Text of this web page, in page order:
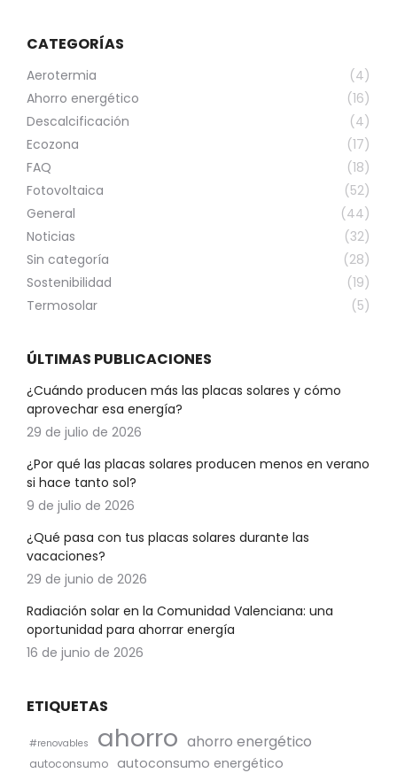
CATEGORÍAS
Aerotermia
(4)
Ahorro energético
(16)
Descalcificación
(4)
Ecozona
(17)
FAQ
(18)
Fotovoltaica
(52)
General
(44)
Noticias
(32)
Sin categoría
(28)
Sostenibilidad
(19)
Termosolar
(5)
ÚLTIMAS PUBLICACIONES
¿Cuándo producen más las placas solares y cómo
aprovechar esa energía?
29 de julio de 2026
¿Por qué las placas solares producen menos en verano
si hace tanto sol?
9 de julio de 2026
¿Qué pasa con tus placas solares durante las
vacaciones?
29 de junio de 2026
Radiación solar en la Comunidad Valenciana: una
oportunidad para ahorrar energía
16 de junio de 2026
ETIQUETAS
#renovables ahorro ahorro energético
autoconsumo autoconsumo energético